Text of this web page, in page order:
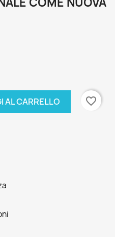
AL CARRELLO favorite_border